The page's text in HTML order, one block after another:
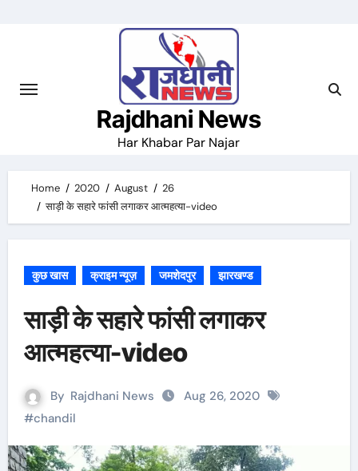
Rajdhani News
Har Khabar Par Najar
Home 2020 August
26
साड़ी के सहारे फांसी लगाकर आत्महत्या-video
कुछ खास क्राइम न्यूज़ जमशेदपुर झारखण्ड
साड़ी के सहारे फांसी लगाकर
आत्महत्या-video
By Rajdhani News
Aug 26, 2020
#chandil